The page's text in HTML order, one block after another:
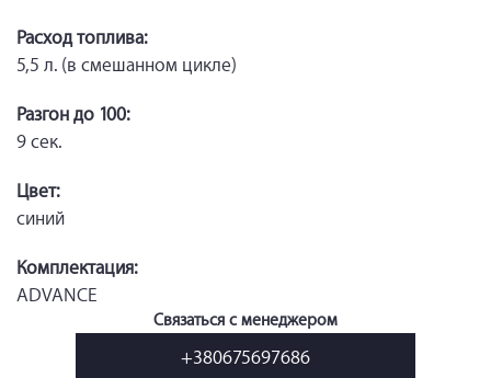
Расход топлива:
5,5 л. (в смешанном цикле)
Разгон до 100:
9 сек.
Цвет:
синий
Комплектация:
ADVANCE
Связаться с менеджером
+380675697686